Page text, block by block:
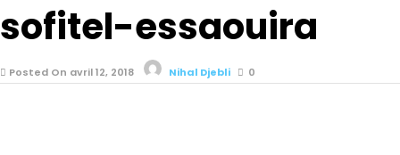
sofitel-essaouira
Posted On avril 12, 2018 Nihal Djebli 0